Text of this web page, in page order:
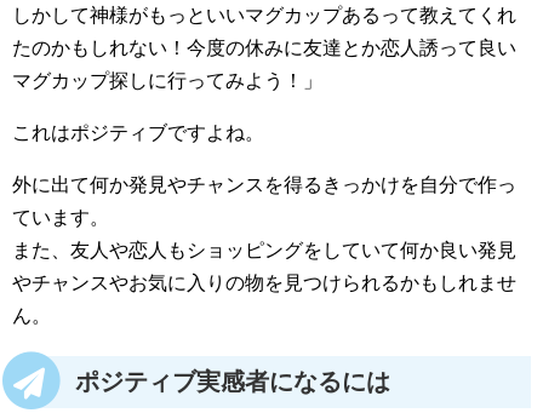
しかして神様がもっといいマグカップあるって教えてくれ
たのかもしれない！今度の休みに友達とか恋人誘って良い
マグカップ探しに行ってみよう！」
これはポジティブですよね。
外に出て何か発見やチャンスを得るきっかけを自分で作っ
ています。
また、友人や恋人もショッピングをしていて何か良い発見
やチャンスやお気に入りの物を見つけられるかもしれませ
ん。
ポジティブ実感者になるには